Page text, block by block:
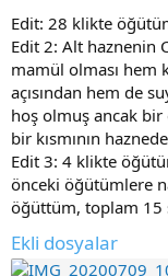
Edit: 28 klikte
Edit 2: Alt haznenin
mamül olması hem
açısından hem de
hoş olmuş ancak
bir kısmının
Edit 3: 4 klikte
önceki öğütümlere
öğüttüm, toplam 15
Ekli dosyalar